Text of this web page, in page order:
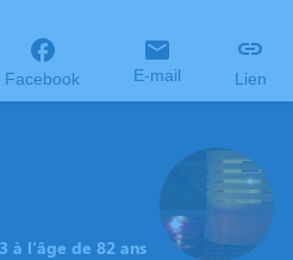
Facebook E-mail Lien
à l'âge de 82 ans